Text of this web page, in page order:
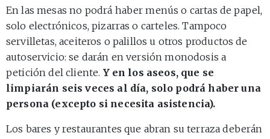
En las mesas no podrá haber menús o cartas de papel,
solo electrónicos, pizarras o carteles. Tampoco
servilletas, aceiteros o palillos u otros productos de
autoservicio: se darán en versión monodosis a
petición del cliente. Y en los aseos, que se
limpiarán seis veces al día, solo podrá haber una
persona (excepto si necesita asistencia).
Los bares y restaurantes que abran su terraza deberán